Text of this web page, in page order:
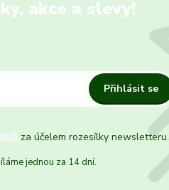
akce a slevy!
Přihlásit se
za účelem rozesílky newsletteru.
jednou za 14 dní.